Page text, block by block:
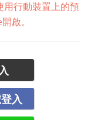
用行動裝置上的預
啟。
入